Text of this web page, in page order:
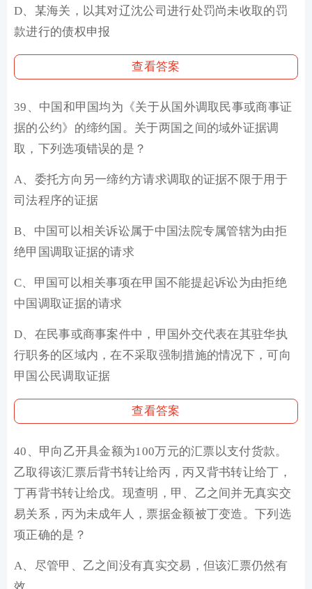
D、某海关，以其对辽沈公司进行处罚尚未收取的罚
款进行的债权申报
查看答案
39、中国和甲国均为《关于从国外调取民事或商事证
据的公约》的缔约国。关于两国之间的域外证据调
取，下列选项错误的是？
A、委托方向另一缔约方请求调取的证据不限于用于
司法程序的证据
B、中国可以相关诉讼属于中国法院专属管辖为由拒
绝甲国调取证据的请求
C、甲国可以相关事项在甲国不能提起诉讼为由拒绝
中国调取证据的请求
D、在民事或商事案件中，甲国外交代表在其驻华执
行职务的区域内，在不采取强制措施的情况下，可向
甲国公民调取证据
查看答案
40、甲向乙开具金额为100万元的汇票以支付货款。
乙取得该汇票后背书转让给丙，丙又背书转让给丁，
丁再背书转让给戊。现查明，甲、乙之间并无真实交
易关系，丙为未成年人，票据金额被丁变造。下列选
项正确的是？
A、尽管甲、乙之间没有真实交易，但该汇票仍然有